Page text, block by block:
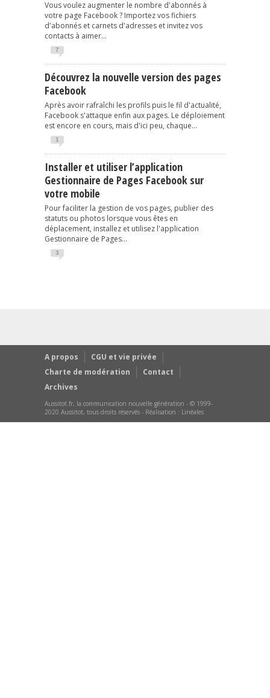
Vous voulez augmenter le nombre d'abonnés à
votre page Facebook ? Importez vos fichiers
d'abonnés et carnets d'adresses et invitez vos
contacts à aimer...
7
Découvrez la nouvelle version des pages
Facebook
Après avoir rafraîchi les profils puis le fil d'actualité,
Facebook s'attaque enfin aux pages. Le déploiement
est encore en cours, mais d'ici peu, chaque...
1
Installer et utiliser l’application
Gestionnaire de Pages Facebook sur
votre mobile
Pour faciliter la gestion de vos pages, publier des
statuts ou photos lorsque vous êtes en
déplacement, installez et utilisez l'application
Gestionnaire de Pages...
3
A propos
CGU et vie privée
Charte de modération
Contact
Archives
Aussitot.fr, la communication nouvelle génération - © 1999-
2020 Aussitot, tous droits réservés - Réalisation : Linéales